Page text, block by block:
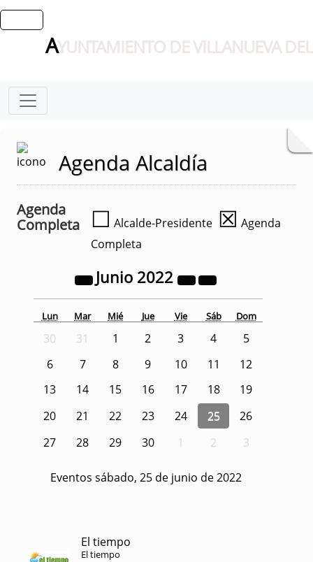
AYUNTAMIENTO DE VILLANUEVA
Agenda Alcaldía
Agenda
Completa
☐ Alcalde-Presidente ☒ Agenda
Completa
Junio 2022
Lun Mar Mié Jue Vie Sáb Dom
30 31 1 2 3 4
5
6
7 8 9 10 11
12
13
14 15 16 17 18
19
20
21 22 23 24 25
26
27
28 29 30 1 2 3
Eventos sábado, 25 de junio de 2022
El tiempo
El tiempo